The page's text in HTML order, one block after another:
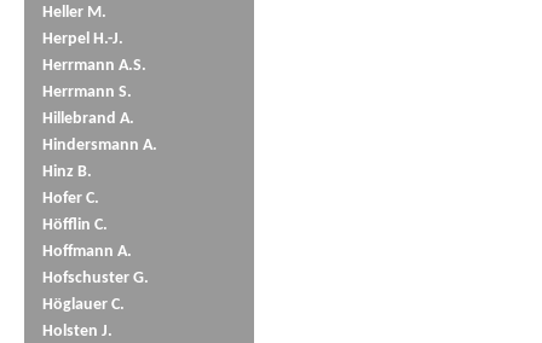
Heller M.
Herpel H.-J.
Herrmann A.S.
Herrmann S.
Hillebrand A.
Hindersmann A.
Hinz B.
Hofer C.
Höfflin C.
Hoffmann A.
Hofschuster G.
Höglauer C.
Holsten J.